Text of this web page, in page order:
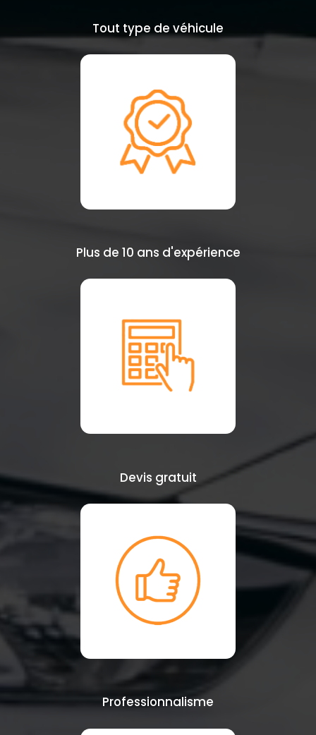
Tout type de véhicule
Plus de 10 ans d'expérience
Devis gratuit
Professionnalisme